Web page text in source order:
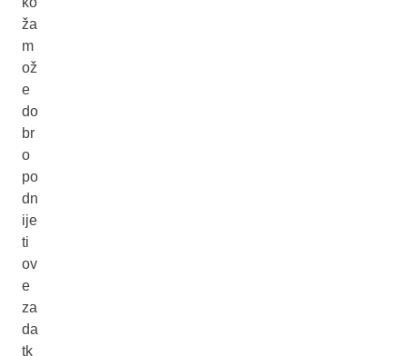
ža
m
ož
e
do
br
o
po
dn
ije
ti
ov
e
za
da
tk